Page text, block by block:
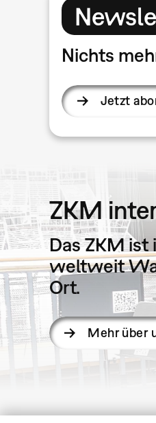
Nichts
Jetzt
ZKM
Das ZKM
weltweit
Ort.
Mehr über